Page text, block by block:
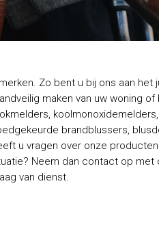
Zo bent u bij ons aan
maken van uw woning
brandblussers,
u vragen over onze
Neem dan contact op met
van dienst.